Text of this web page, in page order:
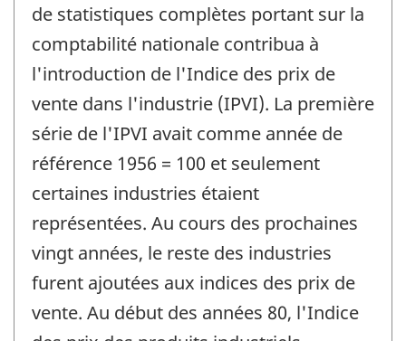
de statistiques complètes portant sur la
comptabilité nationale contribua à
l'introduction de l'Indice des prix de
vente dans l'industrie (IPVI). La première
série de l'IPVI avait comme année de
référence 1956 = 100 et seulement
certaines industries étaient
représentées. Au cours des prochaines
vingt années, le reste des industries
furent ajoutées aux indices des prix de
vente. Au début des années 80, l'Indice